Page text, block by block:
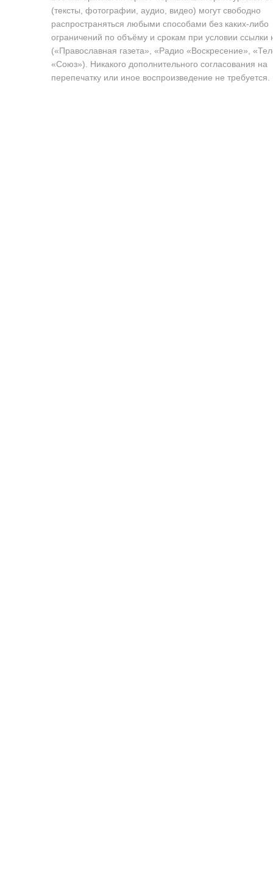
(тексты, фотографии, аудио, видео) могут свободно
распространяться любыми способами без каких-либо
ограничений по объёму и срокам при условии ссылки
(«Православная газета», «Радио «Воскресение»,
«Союз»). Никакого дополнительного согласования на
перепечатку или иное воспроизведение не требуется.